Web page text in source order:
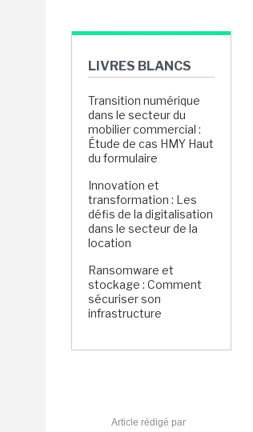
LIVRES BLANCS
Transition numérique
dans le secteur du
mobilier commercial :
Étude de cas HMY Haut
du formulaire
Innovation et
transformation : Les
défis de la digitalisation
dans le secteur de la
location
Ransomware et
stockage : Comment
sécuriser son
infrastructure
Article rédigé par